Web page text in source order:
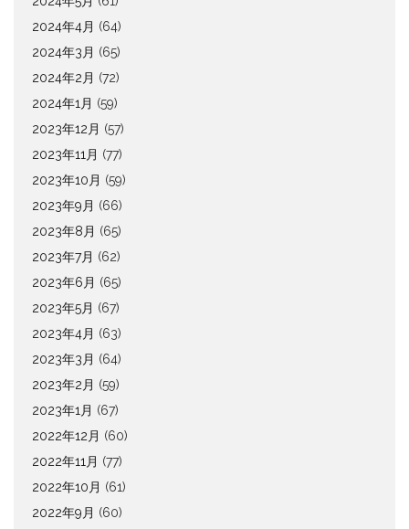
2024年4月 (64)
2024年3月 (65)
2024年2月 (72)
2024年1月 (59)
2023年12月 (57)
2023年11月 (77)
2023年10月 (59)
2023年9月 (66)
2023年8月 (65)
2023年7月 (62)
2023年6月 (65)
2023年5月 (67)
2023年4月 (63)
2023年3月 (64)
2023年2月 (59)
2023年1月 (67)
2022年12月 (60)
2022年11月 (77)
2022年10月 (61)
2022年9月 (60)